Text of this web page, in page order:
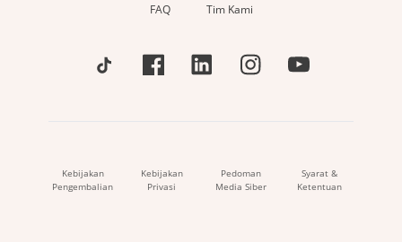
FAQ Tim Kami
Kebijakan
Pengembalian
Kebijakan
Privasi
Pedoman
Media Siber
Syarat &
Ketentuan